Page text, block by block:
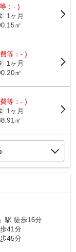
：- )
1ヶ月
㎡
等：- )
1ヶ月
㎡
等：- )
1ヶ月
㎡
」駅 徒歩16分
41分
45分